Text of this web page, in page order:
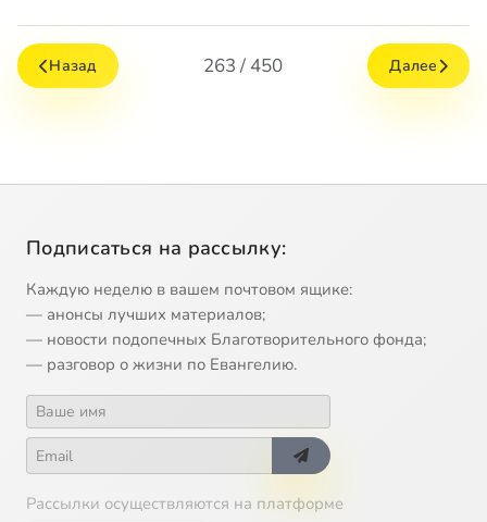
Назад 263 / 450 Далее
Подписаться на рассылку:
Каждую неделю в вашем почтовом ящике:
— анонсы лучших материалов;
— новости подопечных Благотворительного фонда;
— разговор о жизни по Евангелию.
Рассылки осуществляются на платформе